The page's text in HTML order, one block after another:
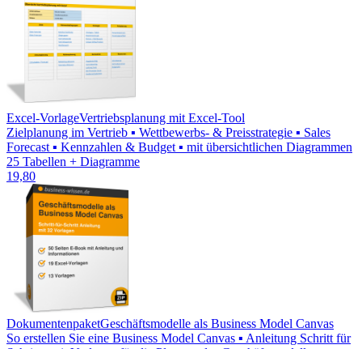
Excel-VorlageVertriebsplanung mit Excel-Tool
Zielplanung im Vertrieb ▪ Wettbewerbs- & Preisstrategie ▪ Sales
Forecast ▪ Kennzahlen & Budget ▪ mit übersichtlichen Diagrammen
25 Tabellen + Diagramme
19,80
DokumentenpaketGeschäftsmodelle als Business Model Canvas
So erstellen Sie eine Business Model Canvas ▪ Anleitung Schritt für